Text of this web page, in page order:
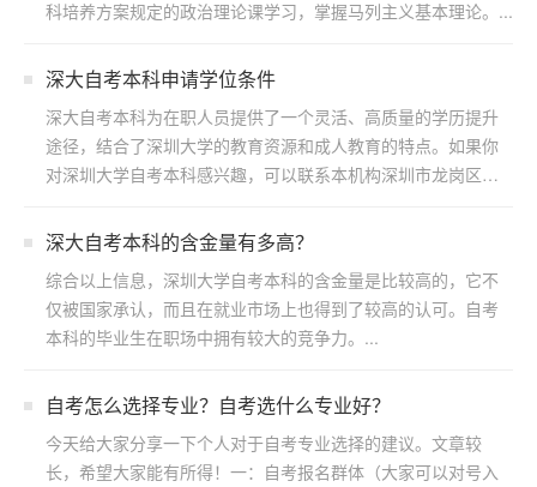
科培养方案规定的政治理论课学习，掌握马列主义基本理论。...
深大自考本科申请学位条件
深大自考本科为在职人员提供了一个灵活、高质量的学历提升
途径，结合了深圳大学的教育资源和成人教育的特点。如果你
对深圳大学自考本科感兴趣，可以联系本机构深圳市龙岗区浩
​深大自考本科的含金量有多高？
综合以上信息，深圳大学自考本科的含金量是比较高的，它不
仅被国家承认，而且在就业市场上也得到了较高的认可。自考
本科的毕业生在职场中拥有较大的竞争力。...
自考怎么选择专业？自考选什么专业好？
今天给大家分享一下个人对于自考专业选择的建议。文章较
长，希望大家能有所得！一：自考报名群体（大家可以对号入